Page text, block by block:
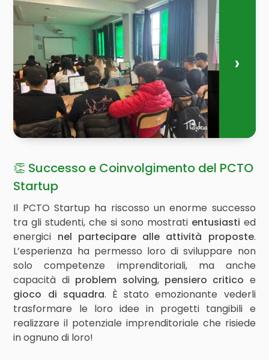
👏 Successo e Coinvolgimento del PCTO
Startup
Il PCTO Startup ha riscosso un enorme successo
tra gli studenti, che si sono mostrati entusiasti ed
energici nel partecipare alle attività proposte.
L’esperienza ha permesso loro di sviluppare non
solo competenze imprenditoriali, ma anche
capacità di problem solving, pensiero critico e
gioco di squadra. È stato emozionante vederli
trasformare le loro idee in progetti tangibili e
realizzare il potenziale imprenditoriale che risiede
in ognuno di loro!